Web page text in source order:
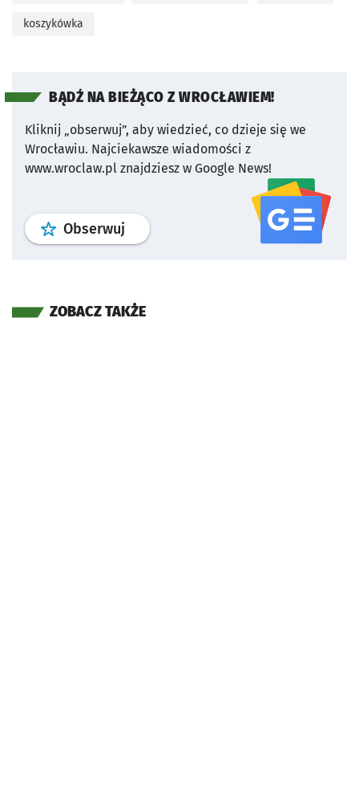
koszykówka
BĄDŹ NA BIEŻĄCO Z WROCŁAWIEM!
Kliknij „obserwuj”, aby wiedzieć, co dzieje się we
Wrocławiu. Najciekawsze wiadomości z
www.wroclaw.pl znajdziesz w Google News!
Obserwuj profil serwisu
ZOBACZ TAKŻE